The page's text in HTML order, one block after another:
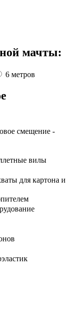
мачты:
6 метров
смещение -
вилы
для картона и